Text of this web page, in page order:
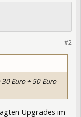
#2
Euro + 50 Euro
Upgrades im